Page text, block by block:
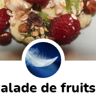
salade de fruits